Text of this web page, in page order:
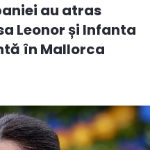
au atras
Leonor și Infanta
în Mallorca